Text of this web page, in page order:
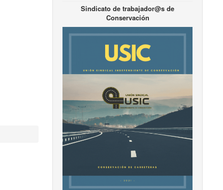
Sindicato de trabajador@s de
Conservación